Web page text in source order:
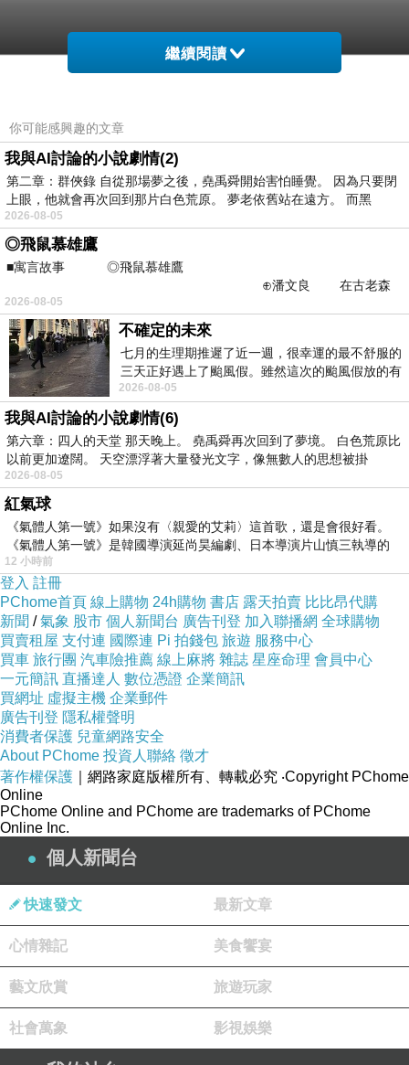
繼續閱讀
你可能感興趣的文章
我與AI討論的小說劇情(2)
第二章：群俠錄 自從那場夢之後，堯禹舜開始害怕睡覺。 因為只要閉
上眼，他就會再次回到那片白色荒原。 夢老依舊站在遠方。 而黑
2026-08-05
◎飛鼠慕雄鷹
■寓言故事 ◎飛鼠慕雄鷹
⊕潘文良 在古老森
林的底層，住著一隻小飛鼠
2026-08-05
不確定的未來
七月的生理期推遲了近一週，很幸運的最不舒服的
三天正好遇上了颱風假。雖然這次的颱風假放的有
點虛，因為風雨不大，但這也是最想要的
2026-08-05
我與AI討論的小說劇情(6)
第六章：四人的天堂 那天晚上。 堯禹舜再次回到了夢境。 白色荒原比
以前更加遼闊。 天空漂浮著大量發光文字，像無數人的思想被掛
2026-08-05
紅氣球
《氣體人第一號》如果沒有〈親愛的艾莉〉這首歌，還是會很好看。
《氣體人第一號》是韓國導演延尚昊編劇、日本導演片山慎三執導的
12 小時前
登入 註冊
PChome首頁 線上購物 24h購物 書店 露天拍賣 比比昂代購
新聞 /氣象 股市 個人新聞台 廣告刊登 加入聯播網 全球購物
買賣租屋 支付連 國際連 Pi 拍錢包 旅遊 服務中心
買車 旅行團 汽車險推薦 線上麻將 雜誌 星座命理 會員中心
一元簡訊 直播達人 數位憑證 企業簡訊
買網址 虛擬主機 企業郵件
廣告刊登 隱私權聲明
消費者保護 兒童網路安全
About PChome 投資人聯絡 徵才
著作權保護 ｜網路家庭版權所有、轉載必究 ‧Copyright PChome
Online
PChome Online and PChome are trademarks of PChome
Online Inc.
個人新聞台
快速發文 最新文章
心情雜記 美食饗宴
藝文欣賞 旅遊玩家
社會萬象 影視娛樂